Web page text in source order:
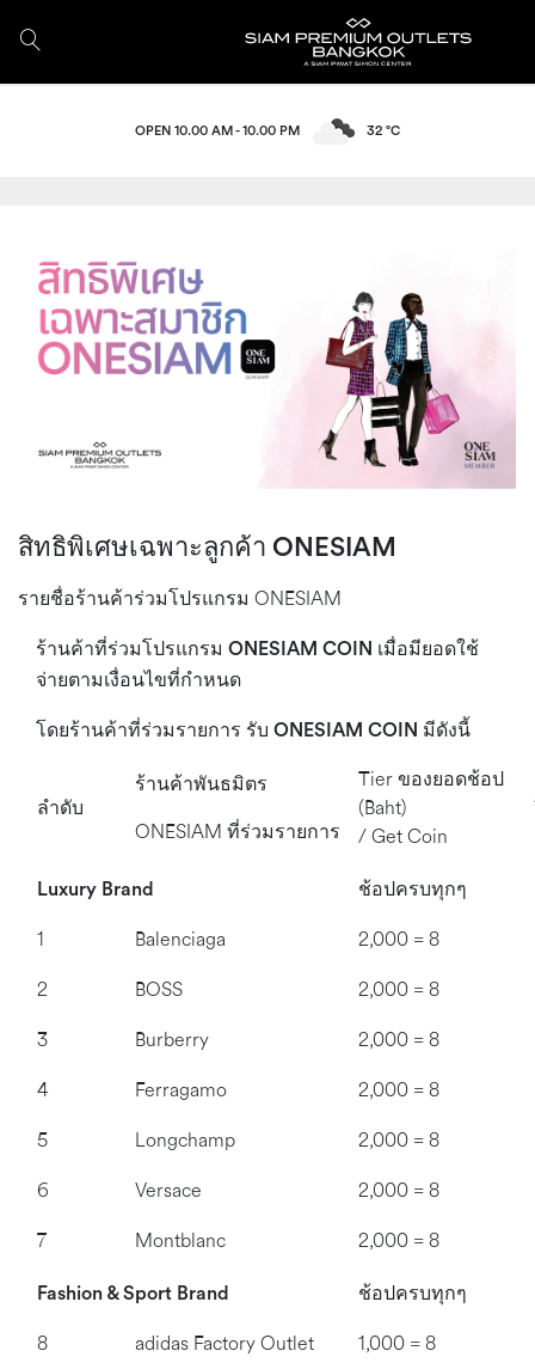
OPEN 10.00 AM - 10.00 PM 32 °C
สิทธิพิเศษเฉพาะลูกค้า ONESIAM
รายชื่อร้านค้าร่วมโปรแกรม ONESIAM
ร้านค้าที่ร่วมโปรแกรม ONESIAM COIN เมื่อมียอดใช้
จ่ายตามเงื่อนไขที่กำหนด
โดยร้านค้าที่ร่วมรายการ รับ ONESIAM COIN มีดังนี้
ลำดับ
ร้านค้าพันธมิตร
ONESIAM ที่ร่วมรายการ
Tier ของยอดช้อป
(Baht)
/ Get Coin
Luxury Brand ช้อปครบทุกๆ
1 Balenciaga 2,000 = 8
2 BOSS 2,000 = 8
3 Burberry 2,000 = 8
4 Ferragamo 2,000 = 8
5 Longchamp 2,000 = 8
6 Versace 2,000 = 8
7 Montblanc 2,000 = 8
Fashion & Sport Brand ช้อปครบทุกๆ
8 adidas Factory Outlet 1,000 = 8